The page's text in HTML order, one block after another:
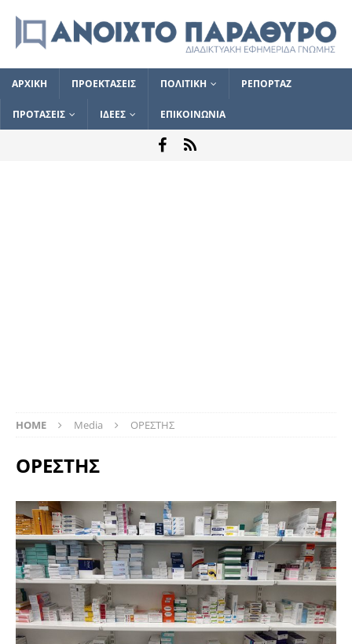
ΑΡΧΙΚΗ ΠΡΟΕΚΤΑΣΕΙΣ ΠΟΛΙΤΙΚΗ ΡΕΠΟΡΤΑΖ
ΠΡΟΤΑΣΕΙΣ ΙΔΕΕΣ ΕΠΙΚΟΙΝΩΝΙΑ
HOME Media ΟΡΕΣΤΗΣ
ΟΡΕΣΤΗΣ